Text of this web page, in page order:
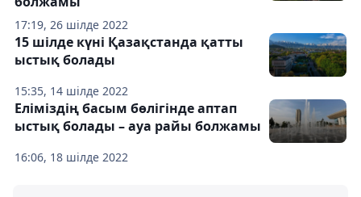
17:19, 26 шілде 2022
15:35, 14 шілде 2022
15 шілде күні Қазақстанда қатты
ыстық болады
16:06, 18 шілде 2022
Еліміздің басым бөлігінде аптап
ыстық болады – ауа райы болжамы